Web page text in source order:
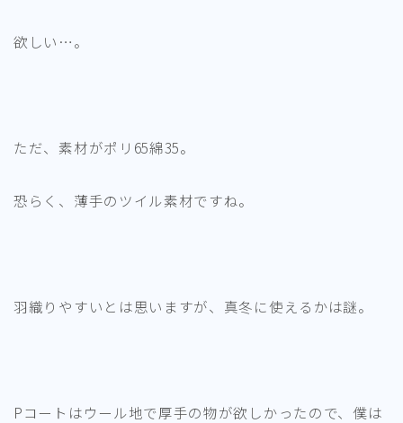
欲しい…。
ただ、素材がポリ65綿35。
恐らく、薄手のツイル素材ですね。
羽織りやすいとは思いますが、真冬に使えるかは謎。
Pコートはウール地で厚手の物が欲しかったので、僕は